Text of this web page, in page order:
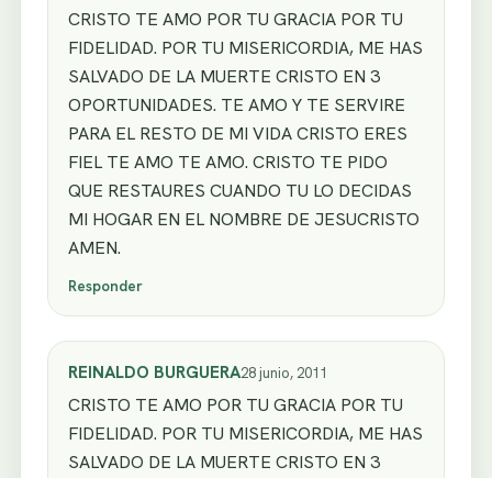
CRISTO TE AMO POR TU GRACIA POR TU
FIDELIDAD. POR TU MISERICORDIA, ME HAS
SALVADO DE LA MUERTE CRISTO EN 3
OPORTUNIDADES. TE AMO Y TE SERVIRE
PARA EL RESTO DE MI VIDA CRISTO ERES
FIEL TE AMO TE AMO. CRISTO TE PIDO
QUE RESTAURES CUANDO TU LO DECIDAS
MI HOGAR EN EL NOMBRE DE JESUCRISTO
AMEN.
Responder
REINALDO BURGUERA28 junio, 2011
CRISTO TE AMO POR TU GRACIA POR TU
FIDELIDAD. POR TU MISERICORDIA, ME HAS
SALVADO DE LA MUERTE CRISTO EN 3